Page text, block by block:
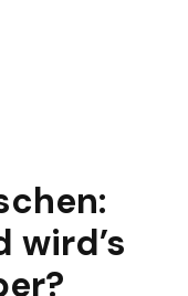
wird’s